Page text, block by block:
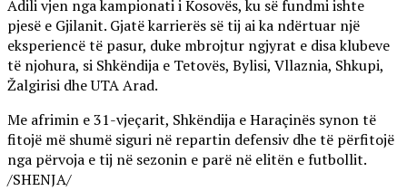
Adili vjen nga kampionati i Kosovës, ku së fundmi ishte
pjesë e Gjilanit. Gjatë karrierës së tij ai ka ndërtuar një
eksperiencë të pasur, duke mbrojtur ngjyrat e disa klubeve
të njohura, si Shkëndija e Tetovës, Bylisi, Vllaznia, Shkupi,
Žalgirisi dhe UTA Arad.
Me afrimin e 31-vjeçarit, Shkëndija e Haraçinës synon të
fitojë më shumë siguri në repartin defensiv dhe të përfitojë
nga përvoja e tij në sezonin e parë në elitën e futbollit.
/SHENJA/